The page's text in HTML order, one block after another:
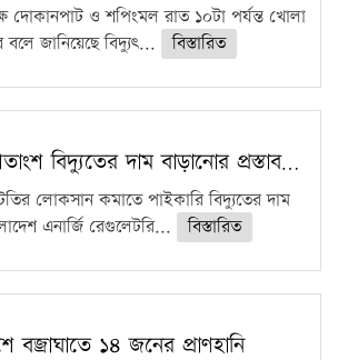
ও শপিংমল রাত ১০টা পর্যন্ত খোলা
বলে জানিয়েছে বিদ্যুৎ...
বিস্তারিত
বিদ্যুতের দাম বাড়ানোর প্রস্তাব…
লোকসান কমাতে পাইকারি বিদ্যুতের দাম
এনার্জি রেগুলেটরি...
বিস্তারিত
বজ্রাঘাতে ১৪ জনের প্রাণহানি